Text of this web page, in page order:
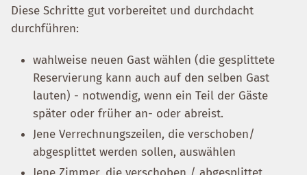
Diese Schritte gut vorbereitet und durchdacht
durchführen:
wahlweise neuen Gast wählen (die gesplittete
Reservierung kann auch auf den selben Gast
lauten) - notwendig, wenn ein Teil der Gäste
später oder früher an- oder abreist.
Jene Verrechnungszeilen, die verschoben/
abgesplittet werden sollen, auswählen